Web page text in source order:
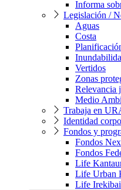
Informa
Legislación /
Aguas
Costa
Vertidos
Zonas
Relevancia
Medio
Trabaja en
Identidad
Fondos y
Fondos
Fondos
Life
Life Urban
Life Irekibai